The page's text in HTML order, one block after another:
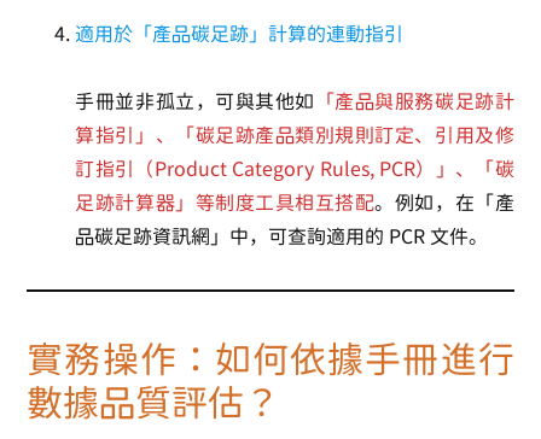
適用於「產品碳足跡」計算的連動指引
手冊並非孤立，可與其他如
「產品與服務碳足跡計
算指引」、「碳足跡產品類別規則訂定、引用及修
訂指引（Product Category Rules, PCR）」、「碳
足跡計算器」等制度工具相互搭配。例如，在「產
品碳足跡資訊網」中，可查詢適用的 PCR 文件。
實務操作：如何依據手冊進行
數據品質評估？